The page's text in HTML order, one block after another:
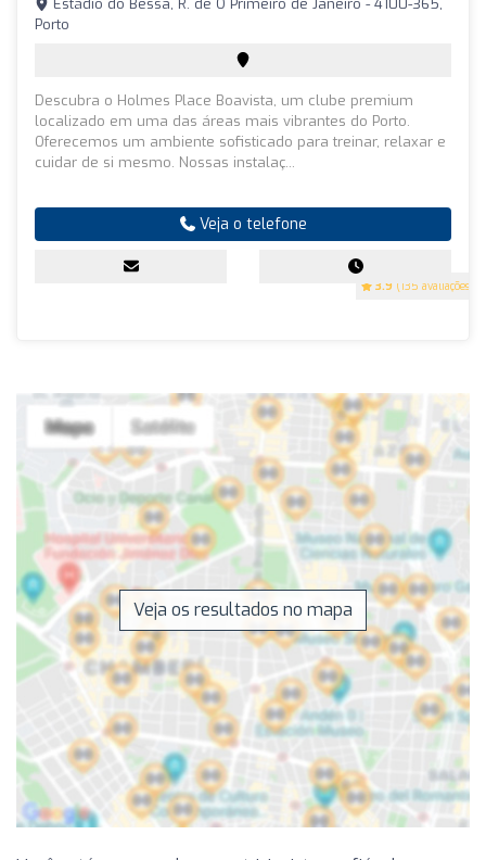
3.9 (135 avaliações)
Estádio do Bessa, R. de O Primeiro de Janeiro - 4100-365,
Porto
Descubra o Holmes Place Boavista, um clube premium
localizado em uma das áreas mais vibrantes do Porto.
Oferecemos um ambiente sofisticado para treinar, relaxar e
cuidar de si mesmo. Nossas instalaç...
Veja o telefone
Veja os resultados no mapa